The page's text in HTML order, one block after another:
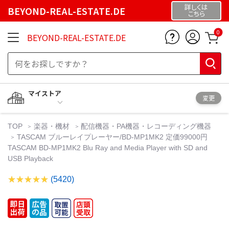
BEYOND-REAL-ESTATE.DE 詳しくは
こちら
BEYOND-REAL-ESTATE.DE 0
マイストア
変更
TOP 楽器・機材
配信機器・PA機器・レコーディング機器
TASCAM ブルーレイプレーヤー/BD-MP1MK2 定価99000円
TASCAM BD-MP1MK2 Blu Ray and Media Player with SD and
USB Playback
(5420)